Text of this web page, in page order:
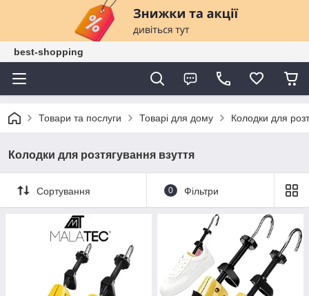
best-shopping
Товари та послуги Товарі для дому Колодки для
Колодки для розтягування взуття
Сортування 0 Фільтри